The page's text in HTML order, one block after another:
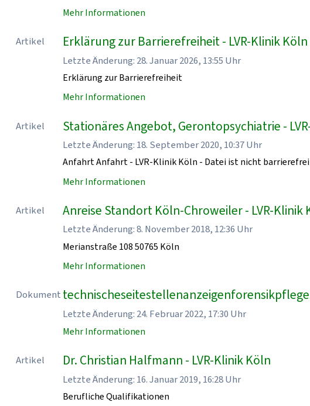
Mehr Informationen
Artikel Erklärung zur Barrierefreiheit - LVR-Klinik Köln
Letzte Änderung: 28. Januar 2026, 13:55 Uhr
Erklärung zur Barrierefreiheit
Mehr Informationen
Artikel Stationäres Angebot, Gerontopsychiatrie -
Letzte Änderung: 18. September 2020, 10:37 Uhr
Anfahrt Anfahrt - LVR-Klinik Köln - Datei ist nicht barrierefrei
Mehr Informationen
Artikel Anreise Standort Köln-Chroweiler - LVR-Klinik
Letzte Änderung: 8. November 2018, 12:36 Uhr
Merianstraße 108 50765 Köln
Mehr Informationen
Dokument
Letzte Änderung: 24. Februar 2022, 17:30 Uhr
Mehr Informationen
Artikel Dr. Christian Halfmann - LVR-Klinik Köln
Letzte Änderung: 16. Januar 2019, 16:28 Uhr
Berufliche Qualifikationen